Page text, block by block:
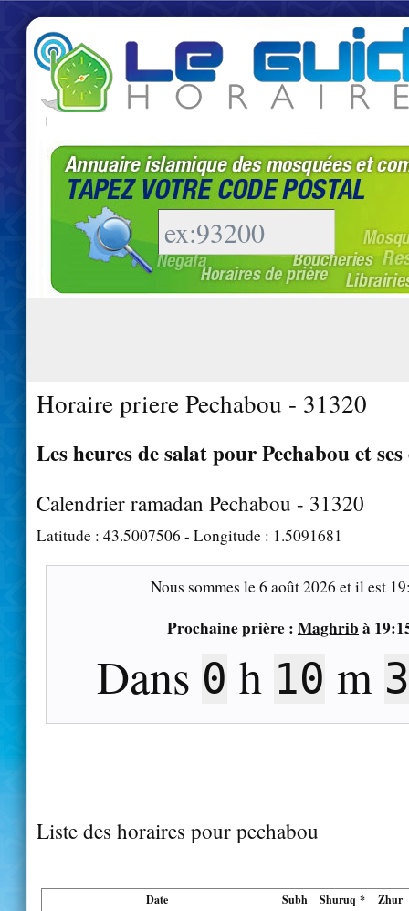
|
Horaire priere Pechabou - 31320
Les heures de salat pour Pechabou et
Calendrier ramadan Pechabou - 31320
Latitude : 43.5007506 - Longitude : 1.5091681
Nous sommes le6 août 2026 et il est
Prochaine prière : Maghrib à
Dans 0 h 10 m
Liste des horaires pour pechabou
Date Subh Shuruq * Zhur